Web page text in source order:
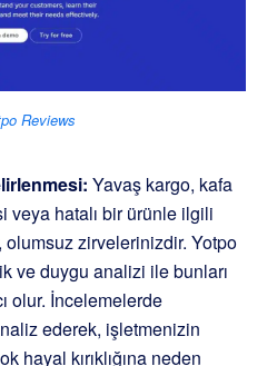
Reviews
Yavaş kargo, kafa
veya hatalı bir ürünle ilgili
zirvelerinizdir. Yotpo
ve duygu analizi ile bunları
olur. İncelemelerde
ederek, işletmenizin
hayal kırıklığına neden